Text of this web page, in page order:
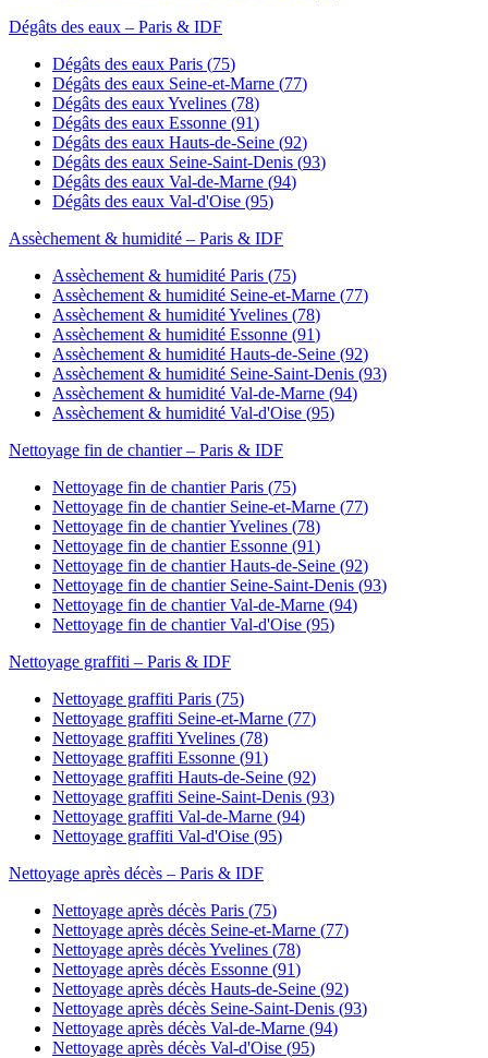
Dégâts des eaux – Paris & IDF
Dégâts des eaux Paris (75)
Dégâts des eaux Seine-et-Marne (77)
Dégâts des eauxYvelines (78)
Dégâts des eaux Essonne (91)
Dégâts des eaux Hauts-de-Seine (92)
Dégâts des eaux Seine-Saint-Denis (93)
Dégâts des eaux Val-de-Marne (94)
Dégâts des eaux Val-d'Oise (95)
Assèchement & humidité – Paris & IDF
Assèchement & humidité Paris (75)
Assèchement & humidité Seine-et-Marne (77)
Assèchement & humiditéYvelines (78)
Assèchement & humidité Essonne (91)
Assèchement & humidité Hauts-de-Seine (92)
Assèchement & humidité Seine-Saint-Denis (93)
Assèchement & humidité Val-de-Marne (94)
Assèchement & humidité Val-d'Oise (95)
Nettoyage fin de chantier– Paris & IDF
Nettoyage fin de chantier Paris (75)
Nettoyage fin de chantier Seine-et-Marne (77)
Nettoyage fin de chantierYvelines (78)
Nettoyage fin de chantier Essonne (91)
Nettoyage fin de chantier Hauts-de-Seine (92)
Nettoyage fin de chantier Seine-Saint-Denis (93)
Nettoyage fin de chantier Val-de-Marne (94)
Nettoyage fin de chantier Val-d'Oise (95)
Nettoyage graffiti – Paris & IDF
Nettoyage graffiti Paris (75)
Nettoyage graffiti Seine-et-Marne (77)
Nettoyage graffiti Yvelines (78)
Nettoyage graffiti Essonne (91)
Nettoyage graffiti Hauts-de-Seine (92)
Nettoyage graffiti Seine-Saint-Denis (93)
Nettoyage graffiti Val-de-Marne (94)
Nettoyage graffiti Val-d'Oise (95)
Nettoyage après décès – Paris & IDF
Nettoyage après décès Paris (75)
Nettoyage après décès Seine-et-Marne (77)
Nettoyage après décèsYvelines (78)
Nettoyage après décès Essonne (91)
Nettoyage après décès Hauts-de-Seine (92)
Nettoyage après décès Seine-Saint-Denis (93)
Nettoyage après décès Val-de-Marne (94)
Nettoyage après décès Val-d'Oise (95)